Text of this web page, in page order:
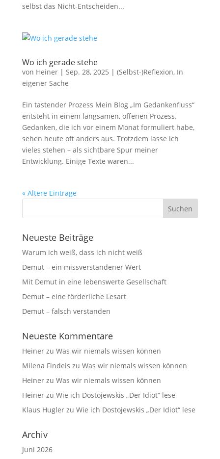
selbst das Nicht-Entscheiden...
Wo ich gerade stehe
von Heiner| Sep. 28, 2025 | (Selbst-)Reflexion, In
eigener Sache
Ein tastender Prozess Mein Blog „Im Gedankenfluss“
entsteht in einem langsamen, offenen Prozess.
Gedanken, die ich vor einem Monat formuliert habe,
sehen heute oft anders aus. Trotzdem lasse ich
vieles stehen – als sichtbare Spur meiner
Entwicklung. Einige Texte waren...
« Ältere Einträge
Neueste Beiträge
Warum ich weiß, dass ich nicht weiß
Demut – ein missverstandener Wert
Mit Demut in eine lebenswerte Gesellschaft
Demut – eine förderliche Lesart
Demut – falsch verstanden
Neueste Kommentare
Heinerzu Was wir niemals wissen können
Milena Findeis zu Was wir niemals wissen können
Heinerzu Was wir niemals wissen können
Heinerzu Wie ich Dostojewskis „Der Idiot“ lese
Klaus Huglerzu Wie ich Dostojewskis „Der Idiot“ lese
Archiv
Juni 2026